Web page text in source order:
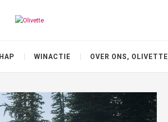
WINACTIE OVER ONS, OLIVETTE